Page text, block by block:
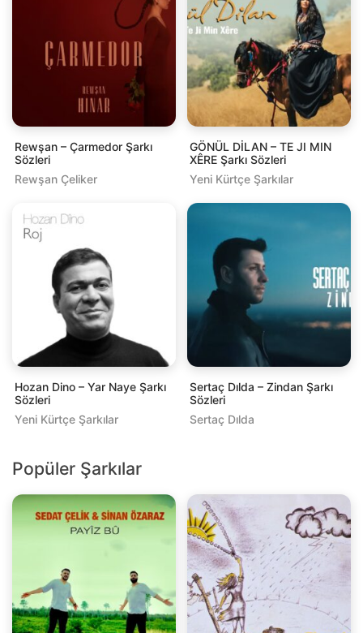
Rewşan – Çarmedor Şarkı
Sözleri
Rewşan Çeliker
GÖNÜL DİLAN – TE JI MIN
XÊRE Şarkı Sözleri
Yeni Kürtçe Şarkılar
Hozan Dino – Yar Naye Şarkı
Sözleri
Yeni Kürtçe Şarkılar
Sertaç Dılda – Zindan Şarkı
Sözleri
Sertaç Dılda
Popüler Şarkılar